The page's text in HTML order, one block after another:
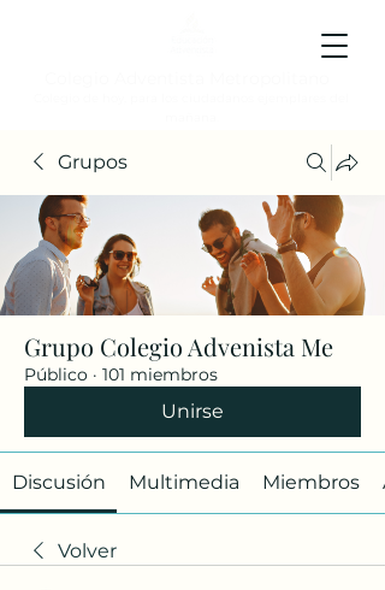
Grupos
Grupo Colegio Advenista Me
Público · 101 miembros
Unirse
Discusión Multimedia Miembros
Volver